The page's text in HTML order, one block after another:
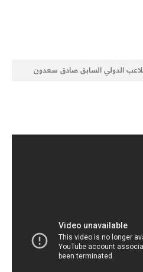
الدولي السابق صادق سعدون